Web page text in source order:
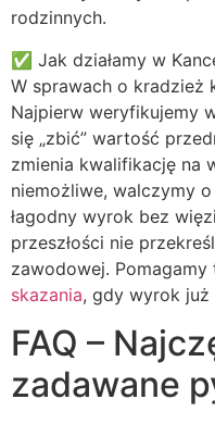
rodzinnych.
✅ Jak działamy w
W sprawach o kradzież
Najpierw weryfikujemy
się „zbić” wartość
zmienia kwalifikację na
niemożliwe, walczymy
łagodny wyrok bez
przeszłości nie
zawodowej.
skazania, gdy wyrok już
FAQ –
zadawane